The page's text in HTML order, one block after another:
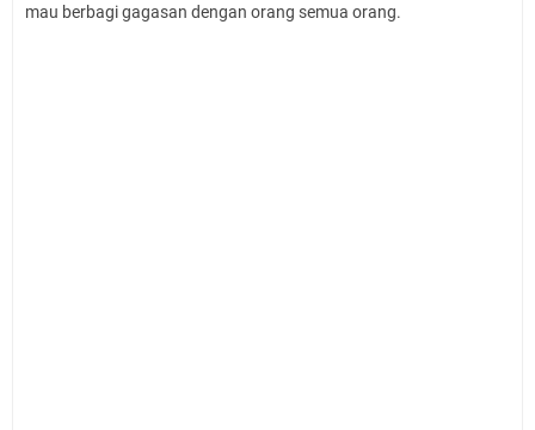
mau berbagi gagasan dengan orang semua orang.